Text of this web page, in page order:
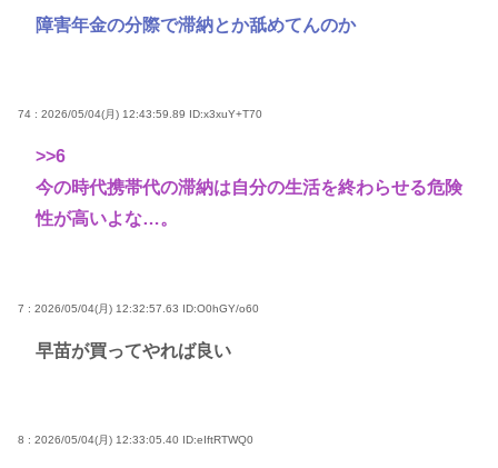
障害年金の分際で滞納とか舐めてんのか
74 : 2026/05/04(月) 12:43:59.89 ID:x3xuY+T70
>>6
今の時代携帯代の滞納は自分の生活を終わらせる危険
性が高いよな…。
7 : 2026/05/04(月) 12:32:57.63 ID:O0hGY/o60
早苗が買ってやれば良い
8 : 2026/05/04(月) 12:33:05.40 ID:eIftRTWQ0